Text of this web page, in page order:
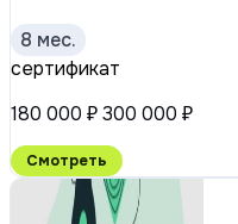
8 мес.
сертификат
180 000 ₽300 000 ₽
Смотреть